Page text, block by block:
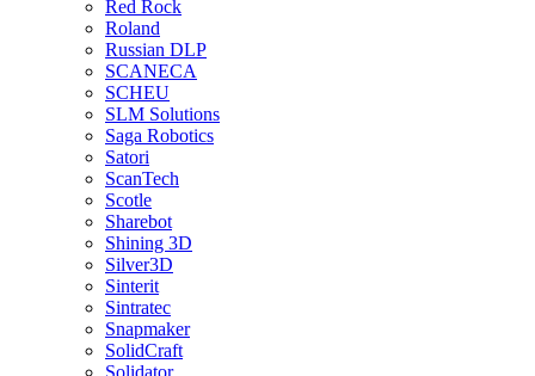
Red Rock
Roland
Russian DLP
SCANECA
SCHEU
SLM Solutions
Saga Robotics
Satori
ScanTech
Scotle
Sharebot
Shining 3D
Silver3D
Sinterit
Sintratec
Snapmaker
SolidCraft
Solidator